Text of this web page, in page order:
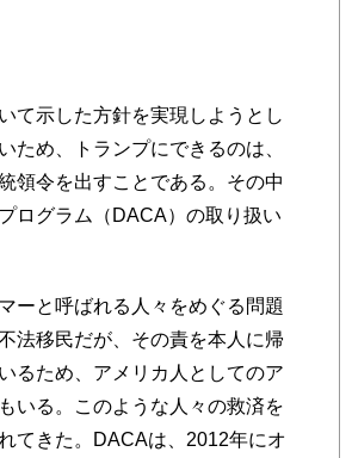
て示した方針を実現しようとし
ため、トランプにできるのは、
領令を出すことである。その中
ログラム（DACA）の取り扱い
ーと呼ばれる人々をめぐる問題
法移民だが、その責を本人に帰
るため、アメリカ人としてのア
いる。このような人々の救済を
てきた。DACAは、2012年にオ